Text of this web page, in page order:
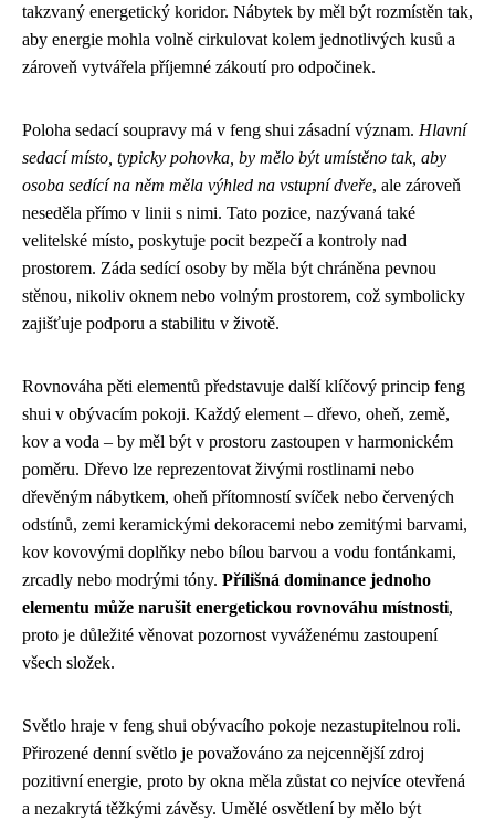
takzvaný energetický koridor. Nábytek by měl být rozmístěn tak,
aby energie mohla volně cirkulovat kolem jednotlivých kusů a
zároveň vytvářela příjemné zákoutí pro odpočinek.
Poloha sedací soupravy má v feng shui zásadní význam. Hlavní
sedací místo, typicky pohovka, by mělo být umístěno tak, aby
osoba sedící na něm měla výhled na vstupní dveře, ale zároveň
neseděla přímo v linii s nimi. Tato pozice, nazývaná také
velitelské místo, poskytuje pocit bezpečí a kontroly nad
prostorem. Záda sedící osoby by měla být chráněna pevnou
stěnou, nikoliv oknem nebo volným prostorem, což symbolicky
zajišťuje podporu a stabilitu v životě.
Rovnováha pěti elementů představuje další klíčový princip feng
shui v obývacím pokoji. Každý element – dřevo, oheň, země,
kov a voda – by měl být v prostoru zastoupen v harmonickém
poměru. Dřevo lze reprezentovat živými rostlinami nebo
dřevěným nábytkem, oheň přítomností svíček nebo červených
odstínů, zemi keramickými dekoracemi nebo zemitými barvami,
kov kovovými doplňky nebo bílou barvou a vodu fontánkami,
zrcadly nebo modrými tóny. Přílišná dominance jednoho
elementu může narušit energetickou rovnováhu místnosti,
proto je důležité věnovat pozornost vyváženému zastoupení
všech složek.
Světlo hraje v feng shui obývacího pokoje nezastupitelnou roli.
Přirozené denní světlo je považováno za nejcennější zdroj
pozitivní energie, proto by okna měla zůstat co nejvíce otevřená
a nezakrytá těžkými závěsy. Umělé osvětlení by mělo být